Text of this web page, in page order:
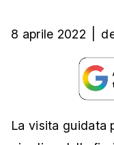
8 aprile 2022
La visita guidata